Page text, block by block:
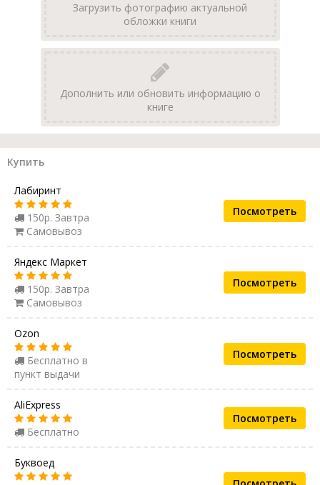
Загрузить фотографию актуальной
обложки книги
Дополнить или обновить информацию о
книге
Купить
Лабиринт
150р. Завтра
Самовывоз
Посмотреть
Яндекс Маркет
150р. Завтра
Самовывоз
Посмотреть
Ozon
Бесплатно в
пункт выдачи
Посмотреть
AliExpress
Бесплатно
Посмотреть
Буквоед